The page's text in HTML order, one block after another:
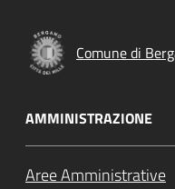
Comune di
AMMINISTRAZIONE
Aree Amministrative